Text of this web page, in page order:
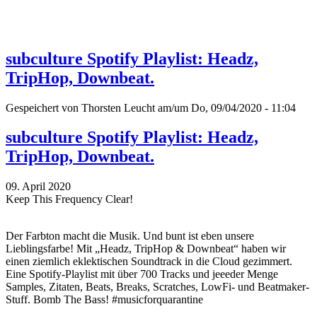
subculture Spotify Playlist: Headz,
TripHop, Downbeat.
Gespeichert von Thorsten Leucht am/um Do, 09/04/2020 - 11:04
subculture Spotify Playlist: Headz,
TripHop, Downbeat.
09. April 2020
Keep This Frequency Clear!
Der Farbton macht die Musik. Und bunt ist eben unsere
Lieblingsfarbe! Mit „Headz, TripHop & Downbeat“ haben wir
einen ziemlich eklektischen Soundtrack in die Cloud gezimmert.
Eine Spotify-Playlist mit über 700 Tracks und jeeeder Menge
Samples, Zitaten, Beats, Breaks, Scratches, LowFi- und Beatmaker-
Stuff. Bomb The Bass! #musicforquarantine